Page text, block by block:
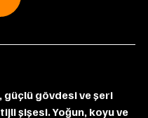
güçlü gövdesi ve şeri
şişesi. Yoğun, koyu ve